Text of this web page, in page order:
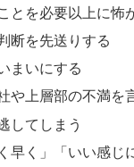
とを必要以上に怖
断を先送りする
まいにする
や上層部の不満を
してしまう
早く」「いい感じ